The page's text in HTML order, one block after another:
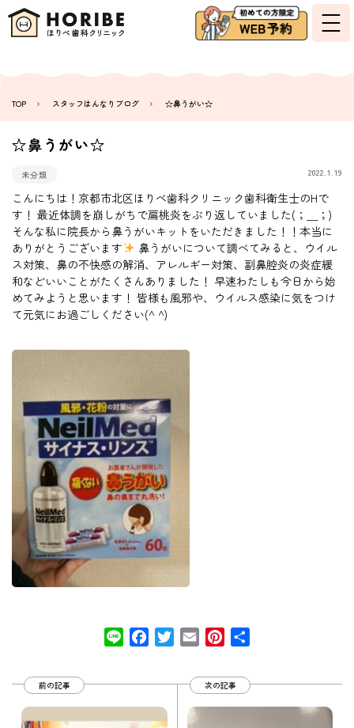
TOP スタッフはんなりブログ ☆鼻うがい☆
☆鼻うがい☆
未分類 2022.1.19
こんにちは！京都市北区ほりべ歯科クリニック歯科衛生士のHで
す！ 最近体調を崩しがちで扁桃炎をぶり返していました(；＿；)
そんな私に院長から鼻うがいキットをいただきました！！本当に
ありがとうございます
鼻うがいについて調べてみると、ウイル
ス対策、鼻の不快感の解消、アレルギー対策、副鼻腔炎の炎症緩
和などいいことがたくさんありました！ 早速わたしも今日から始
めてみようと思います！ 皆様も風邪や、ウイルス感染に気をつけ
て元気にお過ごしください(^ ^)
Line FacebookTwitter
Email Pinterest
前の記事 次の記事